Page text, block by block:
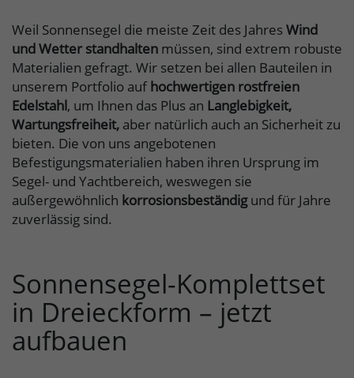
Weil Sonnensegel die meiste Zeit des JahresWind
und Wetter standhalten müssen, sind extrem robuste
Materialien gefragt. Wir setzen bei allen Bauteilen in
unserem Portfolio aufhochwertigen rostfreien
Edelstahl, um Ihnen das Plus an Langlebigkeit,
Wartungsfreiheit, aber natürlich auch an Sicherheit zu
bieten. Die von uns angebotenen
Befestigungsmaterialien haben ihren Ursprung im
Segel- und Yachtbereich, weswegen sie
außergewöhnlich korrosionsbeständigund für Jahre
zuverlässig sind.
Sonnensegel-Komplettset
in Dreieckform – jetzt
aufbauen